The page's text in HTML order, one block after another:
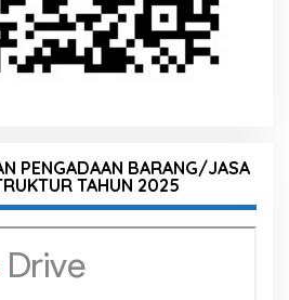
PENGADAAN BARANG/JASA
TAHUN 2025